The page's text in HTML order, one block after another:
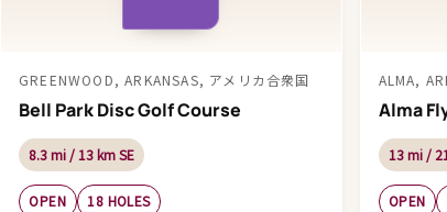
GREENWOOD, ARKANSAS, アメリカ合衆国
Bell Park Disc Golf Course
8.3 mi / 13 km SE
OPEN 18 HOLES
ALMA,
Alma
13 mi /
OPEN